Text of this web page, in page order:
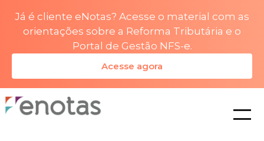
Já é cliente eNotas? Acesse o material com as
orientações sobre a Reforma Tributária e o
Portal de Gestão NFS-e.
Acesse agora
planos